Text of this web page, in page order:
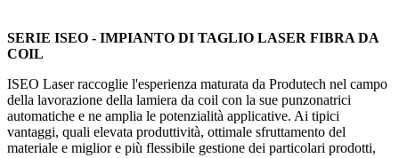
SERIE ISEO - IMPIANTO DI TAGLIO LASER FIBRA DA
COIL
ISEO Laser raccoglie l'esperienza maturata da Produtech nel campo
della lavorazione della lamiera da coil con la sue punzonatrici
automatiche e ne amplia le potenzialità applicative. Ai tipici
vantaggi, quali elevata produttività, ottimale sfruttamento del
materiale e miglior e più flessibile gestione dei particolari prodotti,